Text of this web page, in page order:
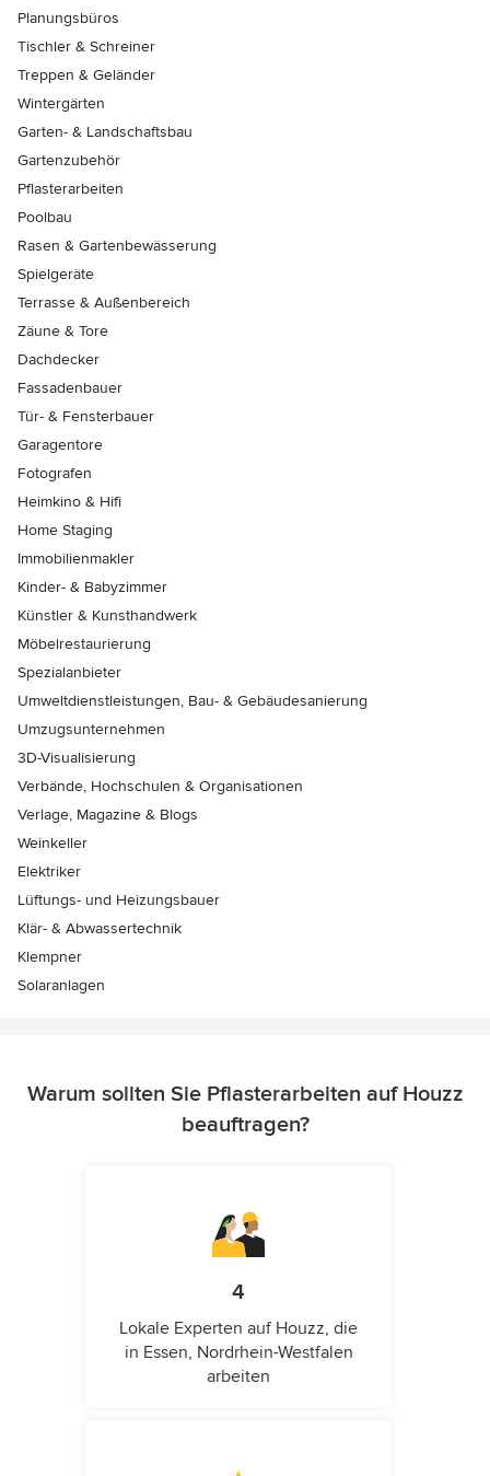
Planungsbüros
Tischler & Schreiner
Treppen & Geländer
Wintergärten
Garten- & Landschaftsbau
Gartenzubehör
Pflasterarbeiten
Poolbau
Rasen & Gartenbewässerung
Spielgeräte
Terrasse & Außenbereich
Zäune & Tore
Dachdecker
Fassadenbauer
Tür- & Fensterbauer
Garagentore
Fotografen
Heimkino & Hifi
Home Staging
Immobilienmakler
Kinder- & Babyzimmer
Künstler & Kunsthandwerk
Möbelrestaurierung
Spezialanbieter
Umweltdienstleistungen, Bau- & Gebäudesanierung
Umzugsunternehmen
3D-Visualisierung
Verbände, Hochschulen & Organisationen
Verlage, Magazine & Blogs
Weinkeller
Elektriker
Lüftungs- und Heizungsbauer
Klär- & Abwassertechnik
Klempner
Solaranlagen
Warum sollten Sie Pflasterarbeiten auf Houzz
beauftragen?
4
Lokale Experten auf Houzz, die
in Essen, Nordrhein-Westfalen
arbeiten